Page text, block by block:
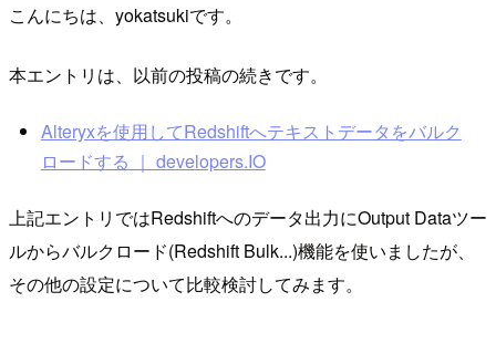
こんにちは、yokatsukiです。
本エントリは、以前の投稿の続きです。
Alteryxを使用してRedshiftへテキストデータをバルク
ロードする ｜ developers.IO
上記エントリではRedshiftへのデータ出力にOutput Dataツー
ルからバルクロード(Redshift Bulk...)機能を使いましたが、
その他の設定について比較検討してみます。